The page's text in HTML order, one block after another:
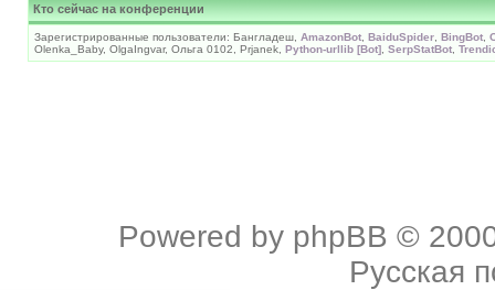
Кто сейчас на конференции
Зарегистрированные пользователи: Бангладеш, AmazonBot BaiduSpider BingBot
Olenka_Baby, OlgaIngvar, Ольга 0102, Prjanek, Python-urllib [Bot] SerpStatBot
Powered by phpBB ©
Русская